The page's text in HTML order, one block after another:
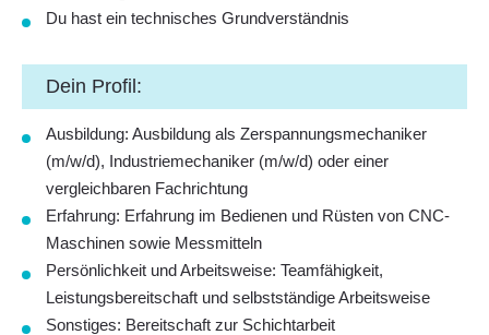
Du hast ein technisches Grundverständnis
Dein Profil:
Ausbildung: Ausbildung als Zerspannungsmechaniker
(m/w/d), Industriemechaniker (m/w/d) oder einer
vergleichbaren Fachrichtung
Erfahrung: Erfahrung im Bedienen und Rüsten von CNC-
Maschinen sowie Messmitteln
Persönlichkeit und Arbeitsweise: Teamfähigkeit,
Leistungsbereitschaft und selbstständige Arbeitsweise
Sonstiges: Bereitschaft zur Schichtarbeit